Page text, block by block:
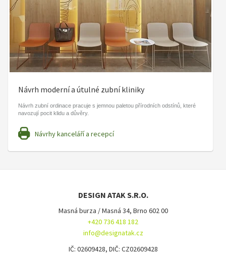
Návrh moderní a útulné zubní kliniky
Návrh zubní ordinace pracuje s jemnou paletou přírodních odstínů, které
navozují pocit klidu a důvěry.
Návrhy kanceláří a recepcí
DESIGN ATAK S.R.O.
Masná burza / Masná 34, Brno 602 00
+420 736 418 182
info@designatak.cz
IČ: 02609428, DIČ: CZ02609428